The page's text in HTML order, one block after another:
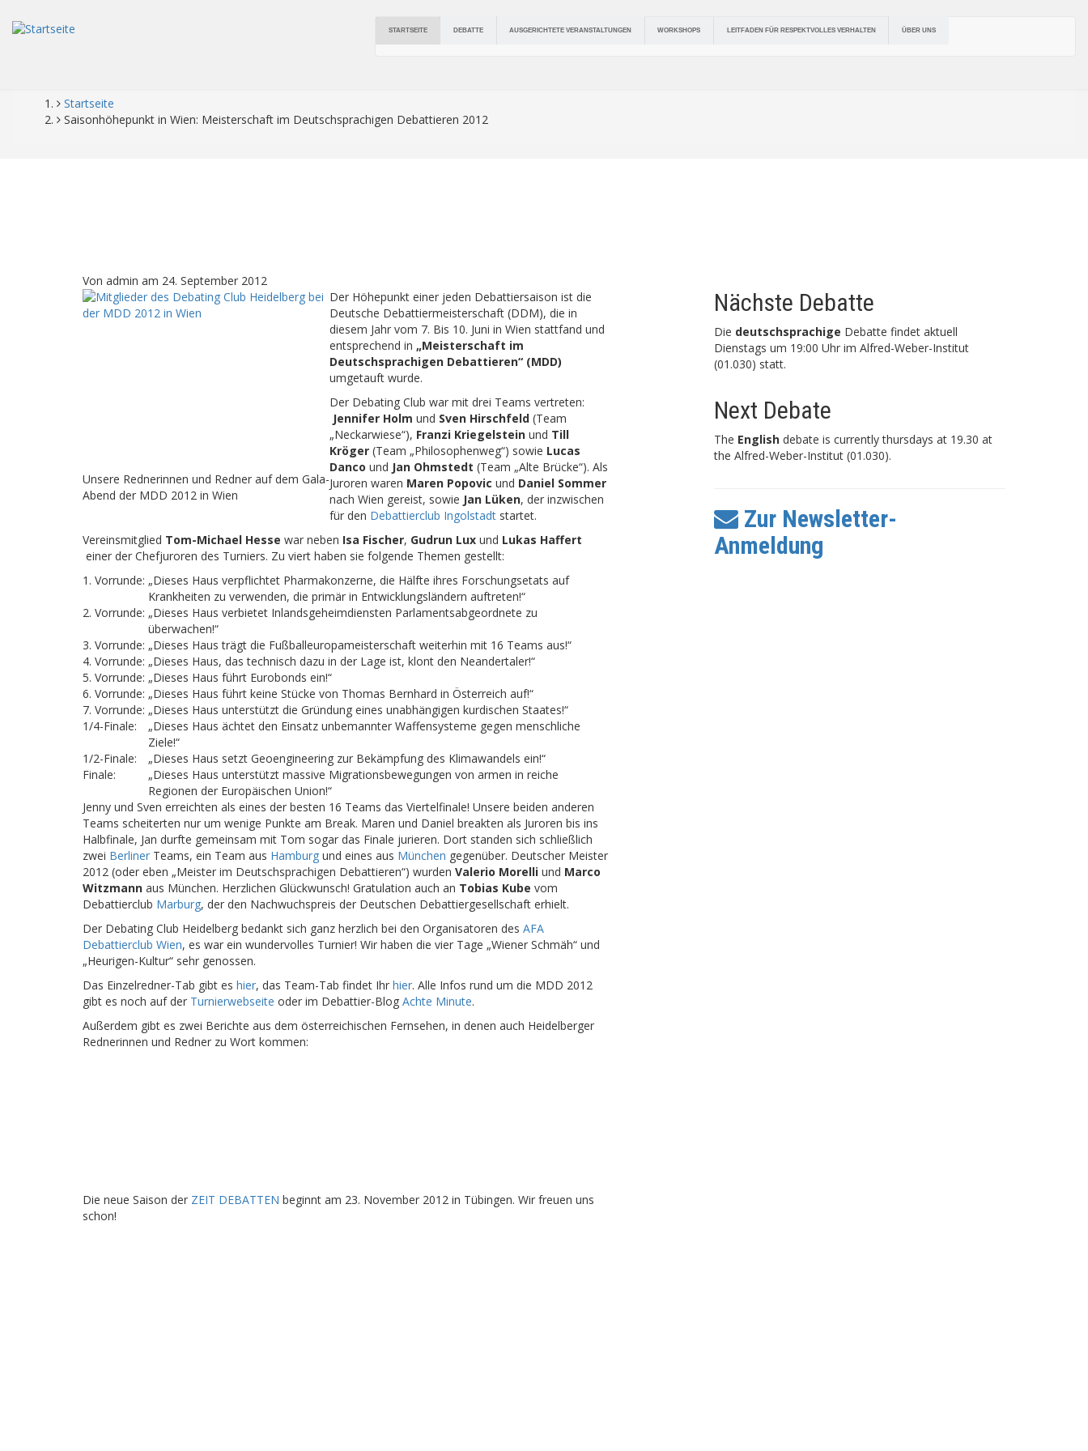
zum
STARTSEITE DEBATTE AUSGERICHTETE VERANSTALTUNGEN WORKSHOPS LEITFADEN FÜR RESPEKTVOLLES VERHALTEN ÜBER UNS
Pfadnavigation
Startseite
Saisonhöhepunkt in Wien: Meisterschaft im Deutschsprachigen Debattieren 2012
Von admin am 24. September 2012
Unsere Rednerinnen und Redner auf dem Gala-
Abend der MDD 2012 in Wien
Der Höhepunkt einer jeden Debattiersaison ist die
Deutsche Debattiermeisterschaft (DDM), die in
diesem Jahr vom 7. Bis 10. Juni in Wien stattfand und
entsprechend in „Meisterschaft im
Deutschsprachigen Debattieren“ (MDD)
umgetauft wurde.
Der Debating Club war mit drei Teams vertreten:
Jennifer Holm und Sven Hirschfeld (Team
„Neckarwiese“), Franzi Kriegelstein und Till
Kröger (Team „Philosophenweg“) sowie Lucas
Danco und Jan Ohmstedt (Team „Alte Brücke“). Als
Juroren waren Maren Popovic und Daniel Sommer
nach Wien gereist, sowie Jan Lüken, der inzwischen
für den Debattierclub Ingolstadt startet.
Vereinsmitglied Tom-Michael Hesse war neben Isa Fischer, Gudrun Lux und Lukas Haffert
einer der Chefjuroren des Turniers. Zu viert haben sie folgende Themen gestellt:
1. Vorrunde: „Dieses Haus verpflichtet Pharmakonzerne, die Hälfte ihres Forschungsetats auf
Krankheiten zu verwenden, die primär in Entwicklungsländern auftreten!“
2. Vorrunde: „Dieses Haus verbietet Inlandsgeheimdiensten Parlamentsabgeordnete zu
überwachen!“
3. Vorrunde: „Dieses Haus trägt die Fußballeuropameisterschaft weiterhin mit 16 Teams aus!“
4. Vorrunde: „Dieses Haus, das technisch dazu in der Lage ist, klont den Neandertaler!“
5. Vorrunde: „Dieses Haus führt Eurobonds ein!“
6. Vorrunde: „Dieses Haus führt keine Stücke von Thomas Bernhard in Österreich auf!“
7. Vorrunde: „Dieses Haus unterstützt die Gründung eines unabhängigen kurdischen Staates!“
1/4-Finale:
„Dieses Haus ächtet den Einsatz unbemannter Waffensysteme gegen menschliche
Ziele!“
1/2-Finale:
„Dieses Haus setzt Geoengineering zur Bekämpfung des Klimawandels ein!“
Finale:
„Dieses Haus unterstützt massive Migrationsbewegungen von armen in reiche
Regionen der Europäischen Union!“
Jenny und Sven erreichten als eines der besten 16 Teams das Viertelfinale! Unsere beiden anderen
Teams scheiterten nur um wenige Punkte am Break. Maren und Daniel breakten als Juroren bis ins
Halbfinale, Jan durfte gemeinsam mit Tom sogar das Finale jurieren. Dort standen sich schließlich
zwei Berliner Teams, ein Team aus Hamburg und eines aus München gegenüber. Deutscher Meister
2012 (oder eben „Meister im Deutschsprachigen Debattieren“) wurden Valerio Morelli und Marco
Witzmann aus München. Herzlichen Glückwunsch! Gratulation auch an Tobias Kube vom
Debattierclub Marburg, der den Nachwuchspreis der Deutschen Debattiergesellschaft erhielt.
Der Debating Club Heidelberg bedankt sich ganz herzlich bei den Organisatoren des AFA
Debattierclub Wien, es war ein wundervolles Turnier! Wir haben die vier Tage „Wiener Schmäh“ und
„Heurigen-Kultur“ sehr genossen.
Das Einzelredner-Tab gibt es hier, das Team-Tab findet Ihr hier. Alle Infos rund um die MDD 2012
gibt es noch auf der Turnierwebseite oder im Debattier-Blog Achte Minute.
Außerdem gibt es zwei Berichte aus dem österreichischen Fernsehen, in denen auch Heidelberger
Rednerinnen und Redner zu Wort kommen:
Die neue Saison der ZEIT DEBATTEN beginnt am 23. November 2012 in Tübingen. Wir freuen uns
schon!
Nächste Debatte
Die deutschsprachige Debatte findet aktuell
Dienstags um 19:00 Uhr im Alfred-Weber-Institut
(01.030) statt.
Next Debate
The English debate is currently thursdays at 19.30 at
the Alfred-Weber-Institut (01.030).
Zur Newsletter-
Anmeldung